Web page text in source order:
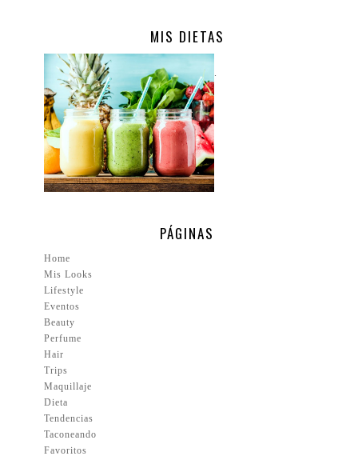
MIS DIETAS
PÁGINAS
Home
Mis Looks
Lifestyle
Eventos
Beauty
Perfume
Hair
Trips
Maquillaje
Dieta
Tendencias
Taconeando
Favoritos